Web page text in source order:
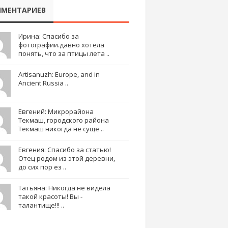
Ирина: Спасибо за
фотографии.давно хотела
понять, что за птицы лета ..
Artisanuzh: Europe, and in
Ancient Russia ..
Евгений: Микрорайона
Текмаш, городского района
Текмаш никогда не суще ..
Евгения: Спасибо за статью!
Отец родом из этой деревни,
до сих пор ез ..
Татьяна: Никогда не видела
такой красоты! Вы -
талантище!!! ..